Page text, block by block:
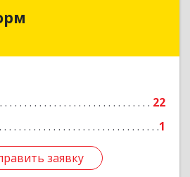
22
1
заявку
Подробнее
заявку